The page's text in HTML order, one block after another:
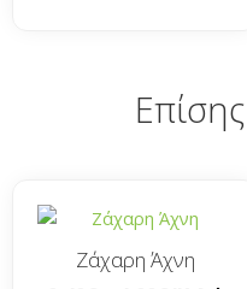
Ζάχαρη Άχνη